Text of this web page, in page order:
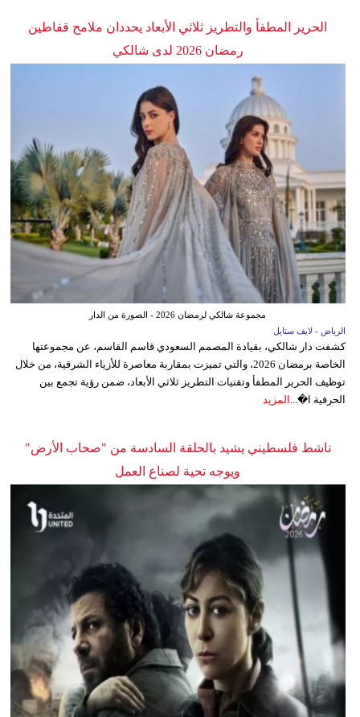
الحرير المطفأ والتطريز ثلاثي الأبعاد يحددان ملامح قفاطين
رمضان 2026 لدى شالكي
مجموعة شالكي لرمضان 2026 - الصورة من الدار
الرياض - لايف ستايل
كشفت دار شالكي، بقيادة المصمم السعودي قاسم القاسم، عن مجموعتها
الخاصة برمضان 2026، والتي تميزت بمقاربة معاصرة للأزياء الشرقية، من خلال
توظيف الحرير المطفأ وتقنيات التطريز ثلاثي الأبعاد، ضمن رؤية تجمع بين
الحرفية ا�... المزيد
ناشط فلسطيني يشيد بالحلقة السادسة من "صحاب الأرض"
ويوجه تحية لصناع العمل